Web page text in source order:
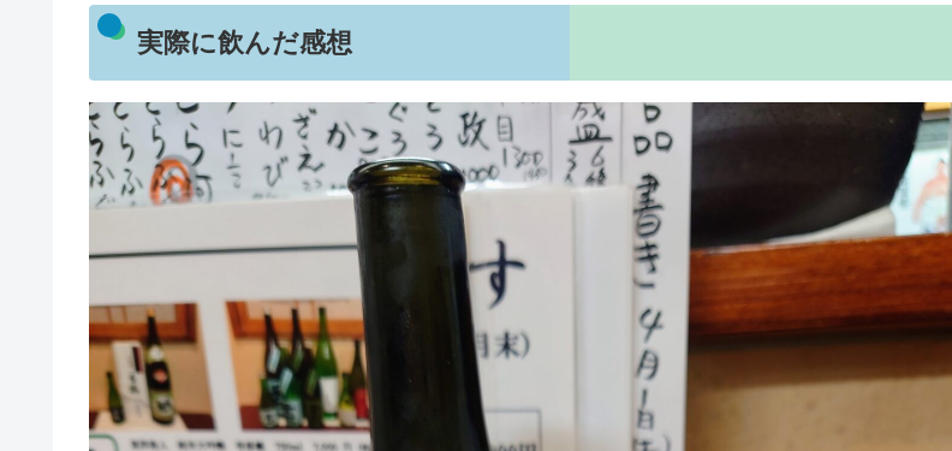
実際に飲んだ感想